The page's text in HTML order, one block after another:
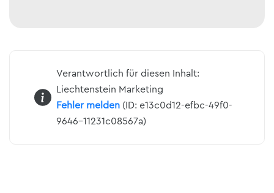
Verantwortlich für diesen Inhalt:
Liechtenstein Marketing
Fehler melden(ID: e13c0d12-efbc-49f0-
9646-11231c08567a)